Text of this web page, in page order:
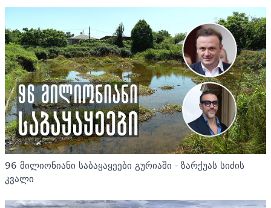
96 მილიონიანი საბაყაყეები გურიაში - ზარქუას სიძის
კვალი